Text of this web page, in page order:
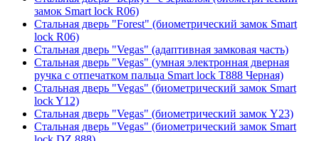
замок Smart lock R06)
Стальная дверь "Forest" (биометрический замок Smart
lock R06)
Стальная дверь "Vegas" (адаптивная замковая часть)
Стальная дверь "Vegas" (умная электронная дверная
ручка с отпечатком пальца Smart lock T888 Черная)
Стальная дверь "Vegas" (биометрический замок Smart
lock Y12)
Стальная дверь "Vegas" (биометрический замок Y23)
Стальная дверь "Vegas" (биометрический замок Smart